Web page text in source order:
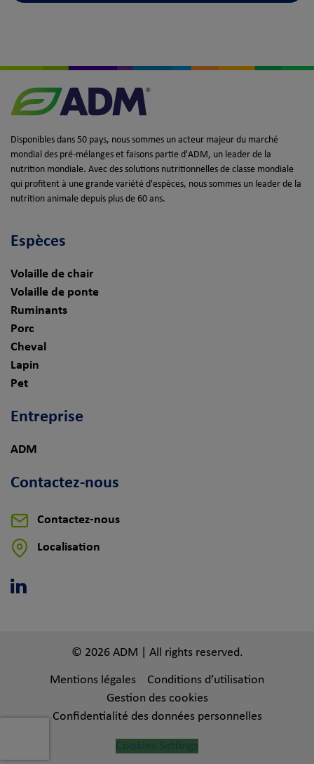
Disponibles dans 50 pays, nous sommes un acteur majeur du marché
mondial des pré-mélanges et faisons partie d'ADM, un leader de la
nutrition mondiale. Avec des solutions nutritionnelles de classe mondiale
qui profitent à une grande variété d'espèces, nous sommes un leader de la
nutrition animale depuis plus de 60 ans.
Espèces
Volaille de chair
Volaille de ponte
Ruminants
Porc
Cheval
Lapin
Pet
Entreprise
ADM
Contactez-nous
Contactez-nous
Localisation
© 2026 ADM | All rights reserved.
Mentions légales
Conditions d’utilisation
Gestion des cookies
Confidentialité des données personnelles